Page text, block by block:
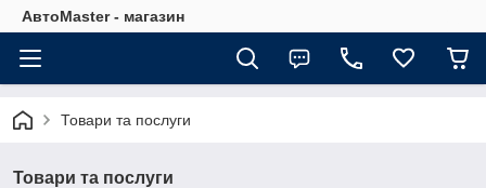
АвтоMaster - магазин
Товари та послуги
Товари та послуги